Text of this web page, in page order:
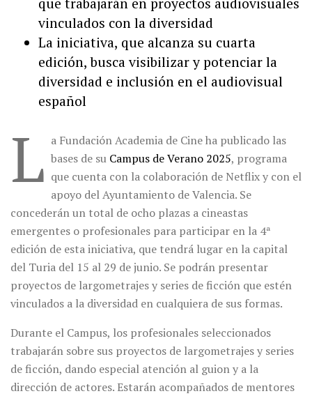
vinculados con la diversidad
La iniciativa, que alcanza su cuarta
edición, busca visibilizar y potenciar la
diversidad e inclusión en el audiovisual
español
L a Fundación Academia de Cine ha publicado las
bases de su Campus de Verano 2025, programa
que cuenta con la colaboración de Netflix y con el
apoyo del Ayuntamiento de Valencia. Se
concederán un total de ocho plazas a cineastas
emergentes o profesionales para participar en la 4ª
edición de esta iniciativa, que tendrá lugar en la capital
del Turia del 15 al 29 de junio. Se podrán presentar
proyectos de largometrajes y series de ficción que estén
vinculados a la diversidad en cualquiera de sus formas.
Durante el Campus, los profesionales seleccionados
trabajarán sobre sus proyectos de largometrajes y series
de ficción, dando especial atención al guion y a la
dirección de actores. Estarán acompañados de mentores